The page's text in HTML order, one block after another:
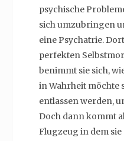
psychische
sich umzubringen
eine Psychatrie.
perfekten
benimmt sie sich,
in Wahrheit möchte
entlassen werden,
Doch dann kommt
Flugzeug in dem